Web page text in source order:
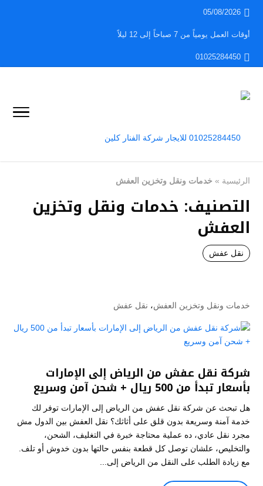
05/08/2026
أوقات العمل يومياً من 7 صباحاً إلى 12 ليلاً
01025284450
الرئيسية » خدمات ونقل وتخزين العفش
التصنيف: خدمات ونقل وتخزين
العفش
نقل عفش
خدمات ونقل وتخزين العفش، نقل عفش
شركة نقل عفش من الرياض إلى الإمارات
بأسعار تبدأ من 500 ريال + شحن آمن وسريع
هل تبحث عن شركة نقل عفش من الرياض إلى الإمارات توفر لك
خدمة آمنة وسريعة بدون قلق على أثاثك؟ نقل العفش بين الدول مش
مجرد نقل عادي، ده عملية محتاجة خبرة في التغليف، الشحن،
والتخليص، علشان توصل كل قطعة بنفس حالتها بدون خدوش أو تلف.
مع زيادة الطلب على النقل من الرياض إلى...